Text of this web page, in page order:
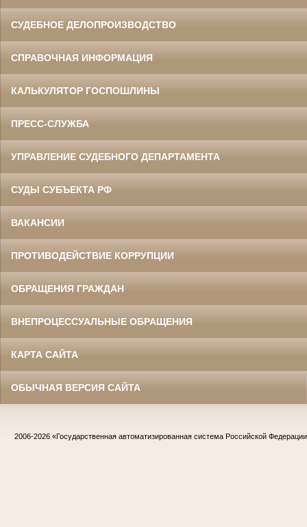
СУДЕБНОЕ ДЕЛОПРОИЗВОДСТВО
СПРАВОЧНАЯ ИНФОРМАЦИЯ
КАЛЬКУЛЯТОР ГОСПОШЛИНЫ
ПРЕСС-СЛУЖБА
УПРАВЛЕНИЕ СУДЕБНОГО ДЕПАРТАМЕНТА
СУДЫ СУБЪЕКТА РФ
ВАКАНСИИ
ПРОТИВОДЕЙСТВИЕ КОРРУПЦИИ
ОБРАЩЕНИЯ ГРАЖДАН
ВНЕПРОЦЕССУАЛЬНЫЕ ОБРАЩЕНИЯ
КАРТА САЙТА
ОБЫЧНАЯ ВЕРСИЯ САЙТА
2006-2026 «Государственная автоматизированная система Российской